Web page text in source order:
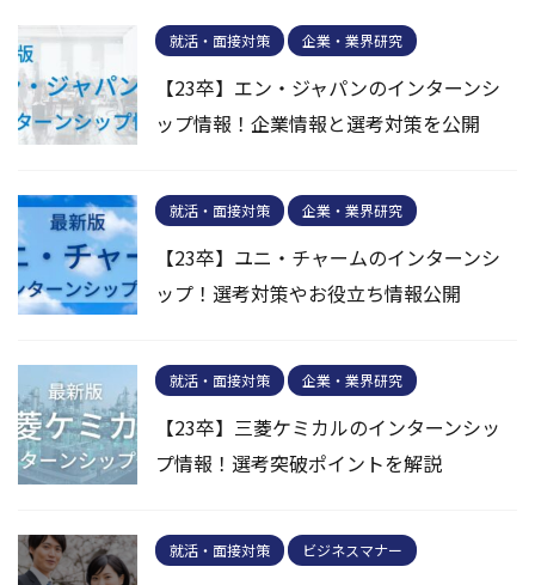
就活・面接対策 企業・業界研究
【23卒】エン・ジャパンのインターンシ
ップ情報！企業情報と選考対策を公開
就活・面接対策 企業・業界研究
【23卒】ユニ・チャームのインターンシ
ップ！選考対策やお役立ち情報公開
就活・面接対策 企業・業界研究
【23卒】三菱ケミカルのインターンシッ
プ情報！選考突破ポイントを解説
就活・面接対策 ビジネスマナー